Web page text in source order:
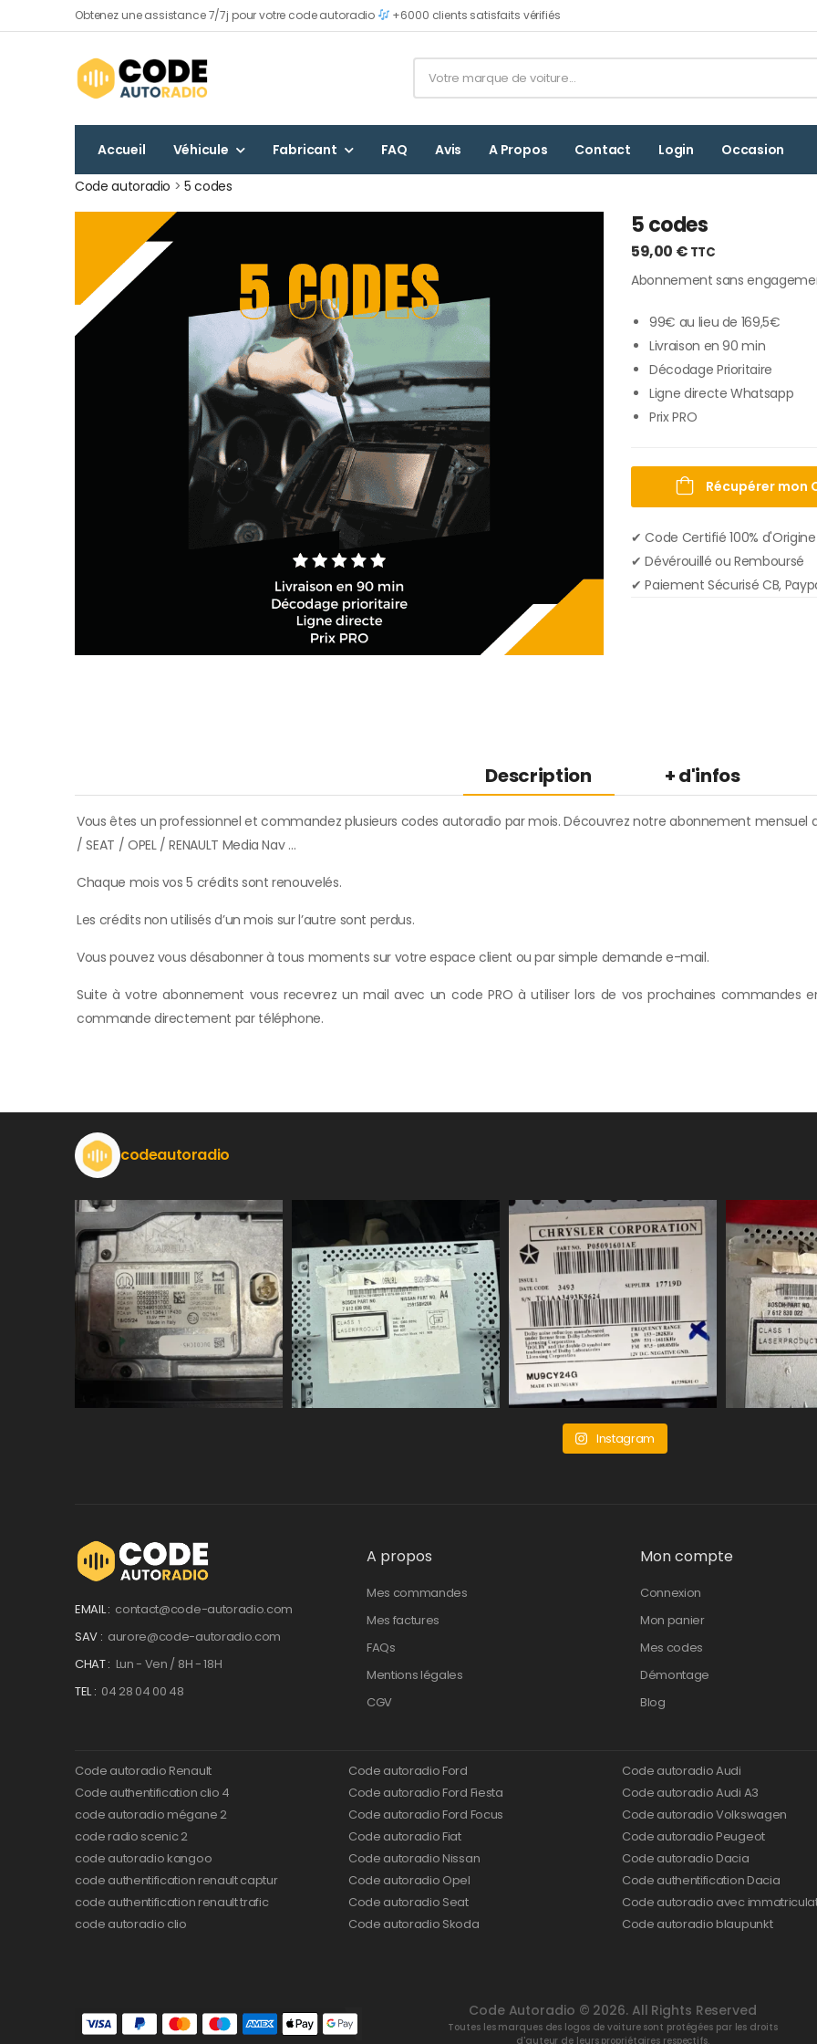
Obtenez une assistance 7/7j pour votre code autoradio +6000 clients satisfaits vérifiés
Accueil Véhicule Fabricant FAQ Avis A Propos Contact Login Occasion
Code autoradio >5 codes
5 codes
59,00 € TTC
Abonnement sans
99€ au lieu de 169,5€
Livraison en 90 min
Décodage Prioritaire
Ligne directe Whatsapp
Prix PRO
Récupérer mon
✔︎ Code Certifié 100% d'Origine
✔︎ Dévérouillé ou Remboursé
✔︎ Paiement Sécurisé CB,
Description + d'infos
Vous êtes un professionnel et commandez plusieurs codes autoradio par mois. Découvrez notre abonnement mensuel
/ SEAT / OPEL / RENAULT Media Nav …
Chaque mois vos 5 crédits sont renouvelés.
Les crédits non utilisés d’un mois sur l’autre sont perdus.
Vous pouvez vous désabonner à tous moments sur votre espace client ou par simple demande e-mail.
Suite à votre abonnement vous recevrez un mail avec un code PRO à utiliser lors de vos prochaines commandes
commande directement par téléphone.
codeautoradio
Instagram
EMAIL : contact@code-autoradio.com
SAV : aurore@code-autoradio.com
CHAT : Lun - Ven / 8H - 18H
TEL : 04 28 04 00 48
A propos
Mes commandes
Mes factures
FAQs
Mentions légales
CGV
Mon compte
Connexion
Mon panier
Mes codes
Démontage
Blog
Code autoradio Renault
Code authentification clio 4
code autoradio mégane 2
code radio scenic 2
code autoradio kangoo
code authentification renault captur
code authentification renault trafic
code autoradio clio
Code autoradio Ford
Code autoradio Ford Fiesta
Code autoradio Ford Focus
Code autoradio Fiat
Code autoradio Nissan
Code autoradio Opel
Code autoradio Seat
Code autoradio Skoda
Code autoradio Audi
Code autoradio Audi A3
Code autoradio Volkswagen
Code autoradio Peugeot
Code autoradio Dacia
Code authentification Dacia
Code autoradio avec
Code autoradio blaupunkt
Code Autoradio © 2026. All Rights Reserved
Toutes les marques des logos de voiture sont protégées par les droits
d'auteur de leurs propriétaires respectifs.